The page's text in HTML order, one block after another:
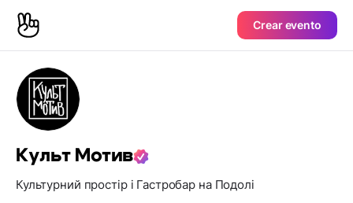
Crear evento
Культ Мотив
Культурний простір і Гастробар на Подолі